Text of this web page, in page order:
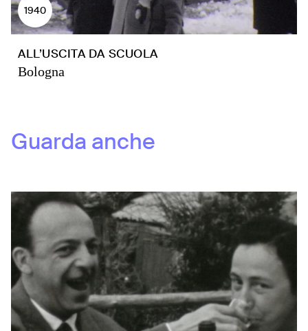
1940
ALL’USCITA DA SCUOLA
Bologna
Guarda anche